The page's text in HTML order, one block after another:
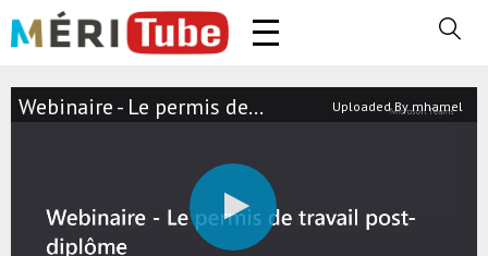
Webinaire - Le permis de... Uploaded By mhamel